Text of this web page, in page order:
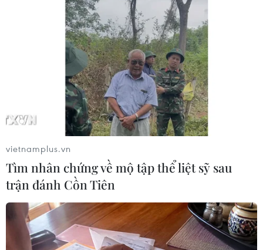
Theo dõi VietnamPlus
TIN LIÊN QUAN
vietnamplus.vn
Tìm nhân chứng về mộ tập thể liệt sỹ sau
trận đánh Cồn Tiên